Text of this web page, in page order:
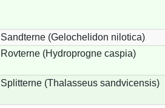
Sandterne (Gelochelidon nilotica)
Rovterne (Hydroprogne caspia)
Splitterne (Thalasseus sandvicensis)